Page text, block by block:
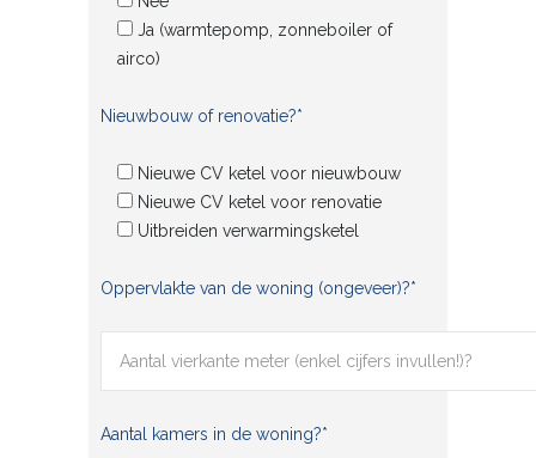
Ja (warmtepomp, zonneboiler of
airco)
Nieuwbouw of renovatie?*
Nieuwe CV ketel voor nieuwbouw
Nieuwe CV ketel voor renovatie
Uitbreiden verwarmingsketel
Oppervlakte van de woning (ongeveer)?*
Aantal kamers in de woning?*